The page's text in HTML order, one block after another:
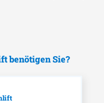
benötigen Sie?